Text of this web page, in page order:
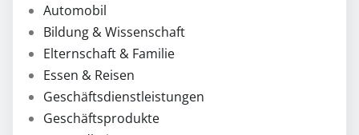
Automobil
Bildung & Wissenschaft
Elternschaft & Familie
Essen & Reisen
Geschäftsdienstleistungen
Geschäftsprodukte